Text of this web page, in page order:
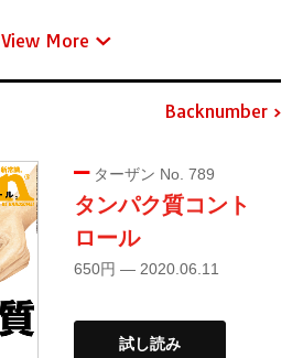
View More
Backnumber
ターザン No. 789
タンパク質コント
ロール
650円 — 2020.06.11
試し読み